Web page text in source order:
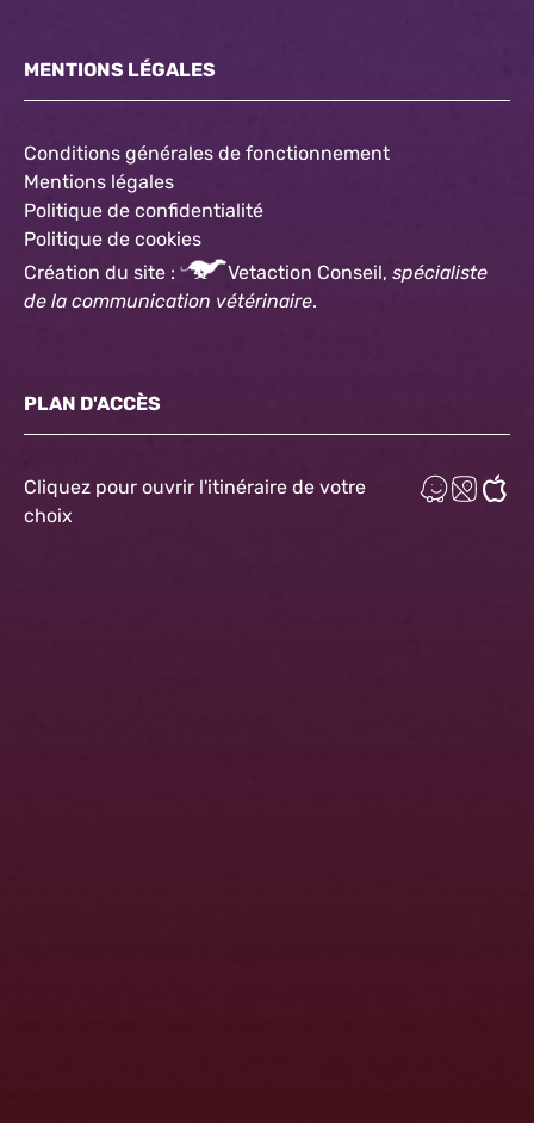
MENTIONS LÉGALES
Conditions générales de fonctionnement
Mentions légales
Politique de confidentialité
Politique de cookies
Création du site :
Vetaction Conseil, spécialiste
de la communication vétérinaire.
PLAN D'ACCÈS
Cliquez pour ouvrir l'itinéraire de votre
choix